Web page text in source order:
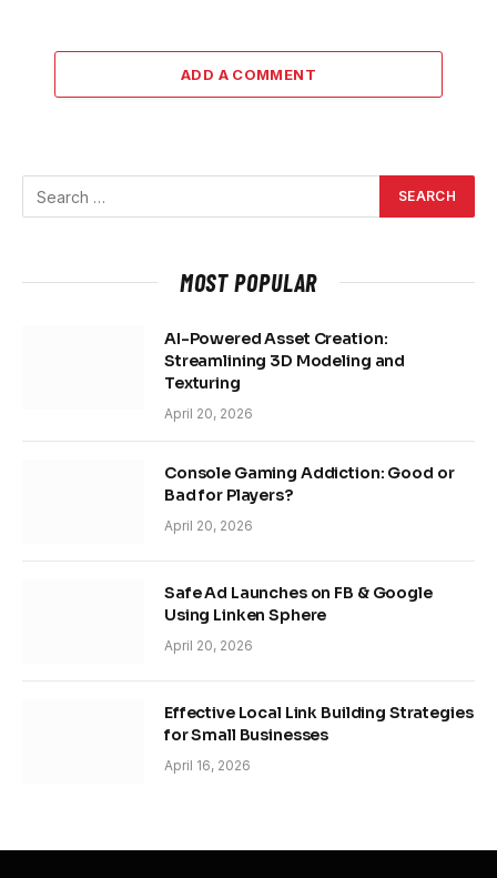
ADD A COMMENT
MOST POPULAR
AI-Powered Asset Creation:
Streamlining 3D Modeling and
Texturing
April 20, 2026
Console Gaming Addiction: Good or
Bad for Players?
April 20, 2026
Safe Ad Launches on FB & Google
Using Linken Sphere
April 20, 2026
Effective Local Link Building Strategies
for Small Businesses
April 16, 2026